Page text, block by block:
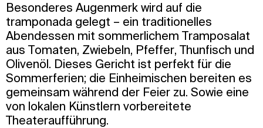
Besonderes Augenmerk wird auf die
tramponada gelegt – ein traditionelles
Abendessen mit sommerlichem Tramposalat
aus Tomaten, Zwiebeln, Pfeffer, Thunfisch und
Olivenöl. Dieses Gericht ist perfekt für die
Sommerferien; die Einheimischen bereiten es
gemeinsam während der Feier zu. Sowie eine
von lokalen Künstlern vorbereitete
Theateraufführung.